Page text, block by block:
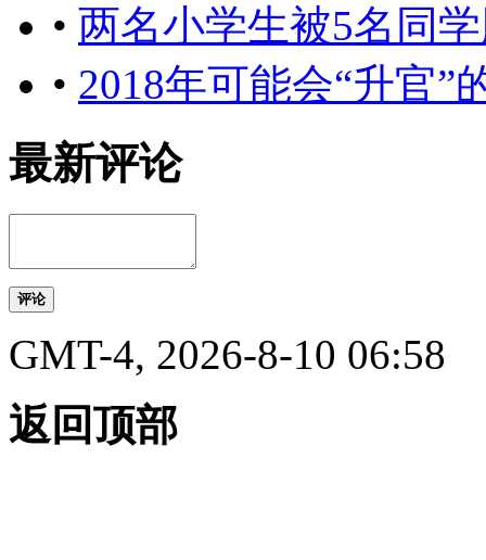
• 两名小学生被5名同
• 2018年可能会“升官”
最新评论
评论
GMT-4, 2026-8-10 06:58
返回顶部